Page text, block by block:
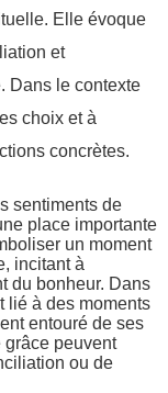
Elle évoque
et
Dans le contexte
choix et à
concrètes.
sentiments de
place importante
un moment
incitant à
du bonheur. Dans
lié à des moments
entouré de ses
grâce peuvent
ou de